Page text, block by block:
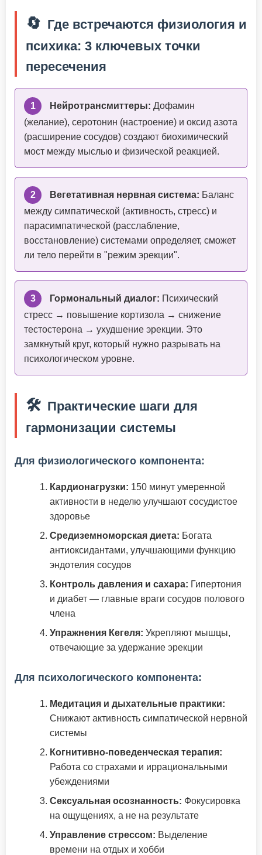
🔄 Где встречаются физиология и
психика: 3 ключевых точки
пересечения
1 Нейротрансмиттеры: Дофамин
(желание), серотонин (настроение) и оксид азота
(расширение сосудов) создают биохимический
мост между мыслью и физической реакцией.
2 Вегетативная нервная система: Баланс
между симпатической (активность, стресс) и
парасимпатической (расслабление,
восстановление) системами определяет, сможет
ли тело перейти в "режим эрекции".
3 Гормональный диалог: Психический
стресс → повышение кортизола → снижение
тестостерона → ухудшение эрекции. Это
замкнутый круг, который нужно разрывать на
психологическом уровне.
🛠️ Практические шаги для
гармонизации системы
Для физиологического компонента:
Кардионагрузки: 150 минут умеренной
активности в неделю улучшают сосудистое
здоровье
Средиземноморская диета: Богата
антиоксидантами, улучшающими функцию
эндотелия сосудов
Контроль давления и сахара: Гипертония
и диабет — главные враги сосудов полового
члена
Упражнения Кегеля: Укрепляют мышцы,
отвечающие за удержание эрекции
Для психологического компонента:
Медитация и дыхательные практики:
Снижают активность симпатической нервной
системы
Когнитивно-поведенческая терапия:
Работа со страхами и иррациональными
убеждениями
Сексуальная осознанность: Фокусировка
на ощущениях, а не на результате
Управление стрессом: Выделение
времени на отдых и хобби